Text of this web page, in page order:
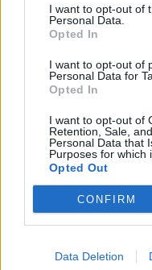
I want to opt-out of
Personal Data.
Opted In
I want to opt-out of
Personal Data for
Opted In
I want to opt-out of
Retention, Sale,
Personal Data that
Purposes for which
Opted Out
CONFIRM
Data Deletion
Smart #2
segredos
VIRGILIO MACHADO 07/